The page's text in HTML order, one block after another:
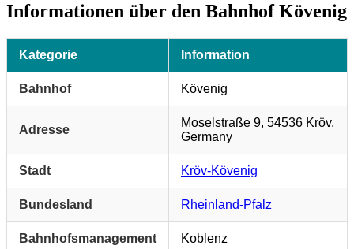
Informationen über den Bahnhof Kövenig
Kategorie Information
Bahnhof Kövenig
Adresse
Moselstraße 9, 54536 Kröv,
Germany
Stadt Kröv-Kövenig
Bundesland Rheinland-Pfalz
Bahnhofsmanagement Koblenz